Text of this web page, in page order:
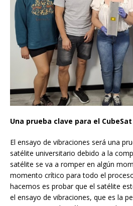
Una prueba clave para el CubeSat
El ensayo de vibraciones será una
satélite universitario debido a la
satélite se va a romper en algún
momento crítico para todo el
hacemos es probar que el satélite
el ensayo de vibraciones, que es la